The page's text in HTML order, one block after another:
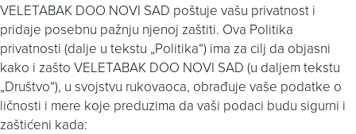
VELETABAK DOO NOVI SAD poštuje vašu privatnost i
pridaje posebnu pažnju njenoj zaštiti. Ova Politika
privatnosti (dalje u tekstu „Politika“) ima za cilj da objasni
kako i zašto VELETABAK DOO NOVI SAD (u daljem tekstu
„Društvo“), u svojstvu rukovaoca, obrađuje vaše podatke o
ličnosti i mere koje preduzima da vaši podaci budu sigurni i
zaštićeni kada: